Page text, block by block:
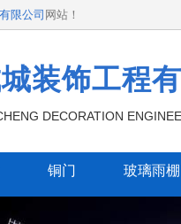
限公司 网站！
装饰工程
DECORATION
铜门 玻璃雨棚